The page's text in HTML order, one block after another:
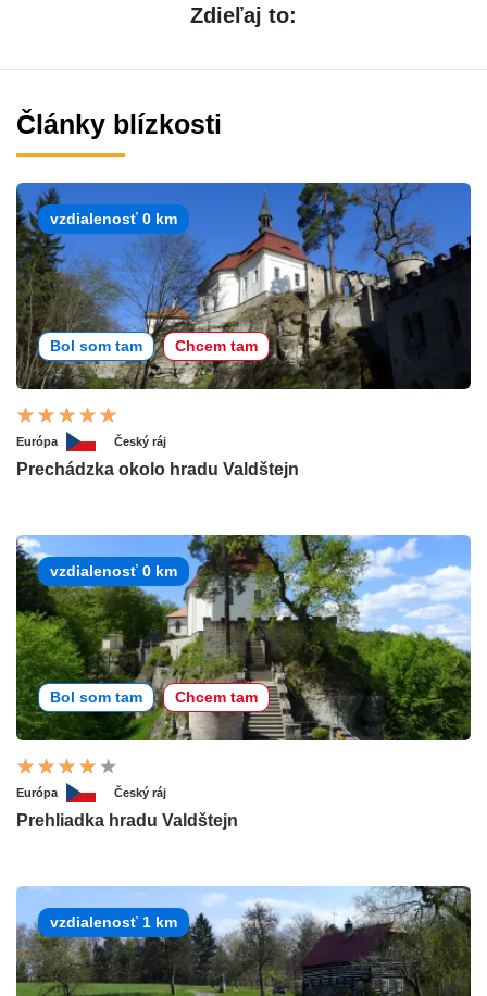
Zdieľaj to:
Články blízkosti
vzdialenosť 0 km
Bol som tam Chcem tam
Európa Český ráj
Prechádzka okolo hradu Valdštejn
vzdialenosť 0 km
Bol som tam Chcem tam
Európa Český ráj
Prehliadka hradu Valdštejn
vzdialenosť 1 km